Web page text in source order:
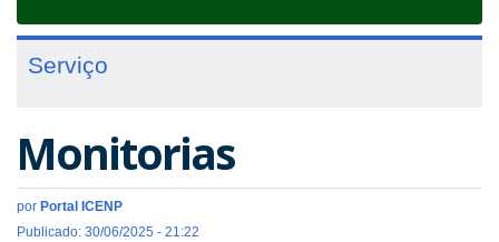
Serviço
Monitorias
por Portal ICENP
Publicado: 30/06/2025 - 21:22